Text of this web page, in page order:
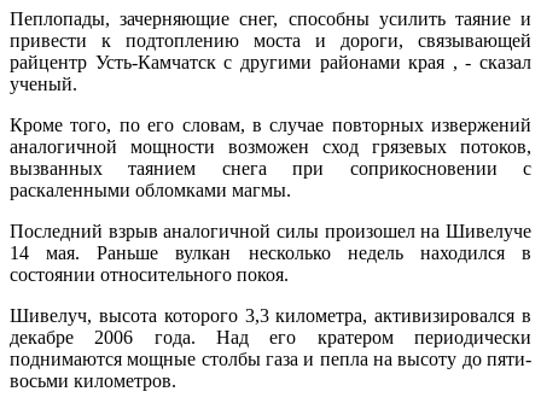
Пеплопады, зачерняющие снег, способны усилить таяние и
привести к подтоплению моста и дороги, связывающей
райцентр Усть-Камчатск с другими районами края , - сказал
ученый.
Кроме того, по его словам, в случае повторных извержений
аналогичной мощности возможен сход грязевых потоков,
вызванных таянием снега при соприкосновении с
раскаленными обломками магмы.
Последний взрыв аналогичной силы произошел на Шивелуче
14 мая. Раньше вулкан несколько недель находился в
состоянии относительного покоя.
Шивелуч, высота которого 3,3 километра, активизировался в
декабре 2006 года. Над его кратером периодически
поднимаются мощные столбы газа и пепла на высоту до пяти-
восьми километров.